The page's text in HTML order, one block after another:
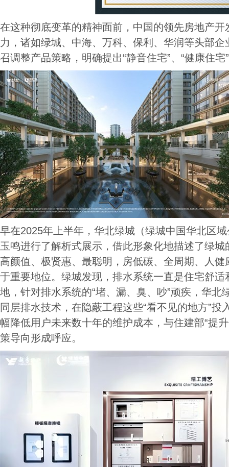
在这种彻底变革的精神面前，中国的领先房地产
力，诸如绿城、中海、万科、保利、华润等头部
召调整产品策略，明确提出“静音住宅”、“健康住
早在2025年上半年，华北绿城（绿城中国华北区
玉鸣进行了解析式展示，借此形象化地描述了绿
高颜值、极贤惠、最聪明，房低碳、全周期、人
于重要地位。绿城发现，排水系统一直是住宅舒
地，针对排水系统的“堵、漏、臭、吵”顽疾，华北
同层排水技术，在隐蔽工程这些“看不见的地方”投
幅降低用户未来数十年的维护成本，与住建部“提
策导向形成呼应。